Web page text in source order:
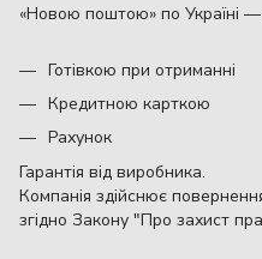
«Новою поштою» по Україні
Готівкою при отриманні
Кредитною карткою
Рахунок
Гарантія від виробника.
Компанія здійснює
згідно Закону "Про захист